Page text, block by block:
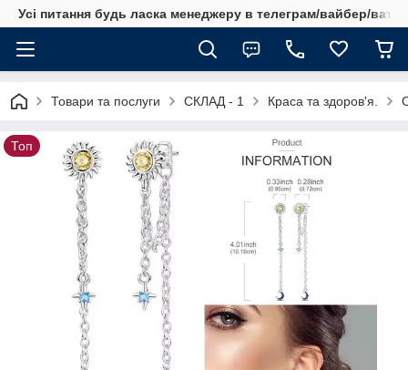
Усі питання будь ласка менеджеру в телеграм/вайбер/
Товари та послуги СКЛАД - 1 Краса та здоров'я.
Топ